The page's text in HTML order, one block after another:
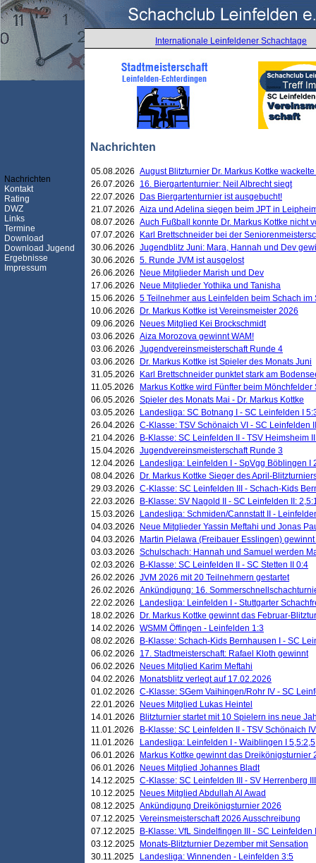
Internationale Leinfeldener Schachtage
Nachrichten
Nachrichten
Kontakt
Rating
DWZ
Links
Termine
Download
Download Jugend
Ergebnisse
Impressum
05.08.2026 August Blitzturnier Dr. Markus Kottke
26.07.2026
16. Biergartenturnier: Neil Albrecht siegt
22.07.2026
Das Biergartenturnier ist ausgebucht!
21.07.2026 Aiza und Adelina siegen beim JPT in
08.07.2026 Auch Fußball konnte Dr. Markus Kottke nicht
07.07.2026
Karl Brettschneider bei der
30.06.2026 Jugendblitz Juni: Mara, Hannah und Dev
30.06.2026 5. Runde JVM ist ausgelost
26.06.2026
Neue Mitglieder Marish und Dev
17.06.2026
Neue Mitglieder Yothika und Tanisha
15.06.2026 5 Teilnehmer aus Leinfelden beim Schach
10.06.2026
Dr. Markus Kottke ist Vereinsmeister 2026
09.06.2026
Neues Mitglied Kei Brockschmidt
03.06.2026 Aiza Morozova gewinnt WAM!
03.06.2026 Jugendvereinsmeisterschaft Runde 4
03.06.2026
Dr. Markus Kottke ist Spieler des Monats Juni
31.05.2026
Karl Brettschneider punktet stark am
11.05.2026
Markus Kottke wird Fünfter beim
06.05.2026 Spieler des Monats Mai - Dr. Markus Kottke
03.05.2026
Landesliga: SC Botnang I - SC Leinfelden I
26.04.2026 C-Klasse: TSV Schönaich VI - SC Leinfelden
21.04.2026
B-Klasse: SC Leinfelden II - TSV Heimsheim
15.04.2026 Jugendvereinsmeisterschaft Runde 3
12.04.2026
Landesliga: Leinfelden I - SpVgg Böblingen I
08.04.2026
Dr. Markus Kottke Sieger des April-
29.03.2026 C-Klasse: SC Leinfelden III - Schach-Kids
22.03.2026
B-Klasse: SV Nagold II - SC Leinfelden II:
15.03.2026
Landesliga: Schmiden/Cannstatt II -
04.03.2026
Neue Mitglieder Yassin Meftahi und Jonas
04.03.2026
Martin Pielawa (Freibauer Esslingen)
03.03.2026 Schulschach: Hannah und Samuel werden
02.03.2026
B-Klasse: SC Leinfelden II - SC Stetten II 0:4
26.02.2026 JVM 2026 mit 20 Teilnehmern gestartet
26.02.2026 Ankündigung: 16.
22.02.2026
Landesliga: Leinfelden I - Stuttgarter
18.02.2026
Dr. Markus Kottke gewinnt das Februar-
14.02.2026 WSMM Öffingen - Leinfelden 1:3
08.02.2026
B-Klasse: Schach-Kids Bernhausen I - SC
06.02.2026
17. Stadtmeisterschaft: Rafael Kloth gewinnt
06.02.2026
Neues Mitglied Karim Meftahi
04.02.2026
Monatsblitz verlegt auf 17.02.2026
01.02.2026 C-Klasse: SGem Vaihingen/Rohr IV - SC
22.01.2026
Neues Mitglied Lukas Heintel
14.01.2026
Blitzturnier startet mit 10 Spielern ins neue
11.01.2026
B-Klasse: SC Leinfelden II - TSV Schönaich
11.01.2026
Landesliga: Leinfelden I - Waiblingen I 5,5:2,5
06.01.2026
Markus Kottke gewinnt das Dreikönigsturnier
06.01.2026
Neues Mitglied Johannes Bladt
14.12.2025 C-Klasse: SC Leinfelden III - SV Herrenberg
10.12.2025
Neues Mitglied Abdullah Al Awad
08.12.2025 Ankündigung Dreikönigsturnier 2026
07.12.2025 Vereinsmeisterschaft 2026 Ausschreibung
07.12.2025
B-Klasse: VfL Sindelfingen III - SC Leinfelden
03.12.2025
Monats-Blitzturnier Dezember mit Sensation
30.11.2025
Landesliga: Winnenden - Leinfelden 3:5